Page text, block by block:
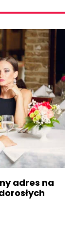
adres na